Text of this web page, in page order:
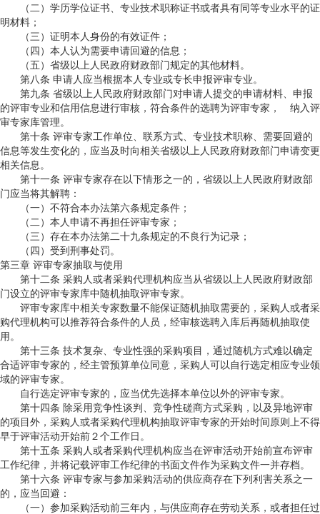
（二）学历学位证书、专业技术职称证书或者具有同等专业水平的证
明材料；
（三）证明本人身份的有效证件；
（四）本人认为需要申请回避的信息；
（五）省级以上人民政府财政部门规定的其他材料。
第八条 申请人应当根据本人专业或专长申报评审专业。
第九条 省级以上人民政府财政部门对申请人提交的申请材料、申报
的评审专业和信用信息进行审核，符合条件的选聘为评审专家， 纳入评
审专家库管理。
第十条 评审专家工作单位、联系方式、专业技术职称、需要回避的
信息等发生变化的，应当及时向相关省级以上人民政府财政部门申请变更
相关信息。
第十一条 评审专家存在以下情形之一的，省级以上人民政府财政部
门应当将其解聘：
（一）不符合本办法第六条规定条件；
（二）本人申请不再担任评审专家；
（三）存在本办法第二十九条规定的不良行为记录；
（四）受到刑事处罚。
第三章 评审专家抽取与使用
第十二条 采购人或者采购代理机构应当从省级以上人民政府财政部
门设立的评审专家库中随机抽取评审专家。
评审专家库中相关专家数量不能保证随机抽取需要的，采购人或者采
购代理机构可以推荐符合条件的人员，经审核选聘入库后再随机抽取使
用。
第十三条 技术复杂、专业性强的采购项目，通过随机方式难以确定
合适评审专家的，经主管预算单位同意，采购人可以自行选定相应专业领
域的评审专家。
自行选定评审专家的，应当优先选择本单位以外的评审专家。
第十四条 除采用竞争性谈判、竞争性磋商方式采购，以及异地评审
的项目外，采购人或者采购代理机构抽取评审专家的开始时间原则上不得
早于评审活动开始前２个工作日。
第十五条 采购人或者采购代理机构应当在评审活动开始前宣布评审
工作纪律，并将记载评审工作纪律的书面文件作为采购文件一并存档。
第十六条 评审专家与参加采购活动的供应商存在下列利害关系之一
的，应当回避：
（一）参加采购活动前三年内，与供应商存在劳动关系，或者担任过